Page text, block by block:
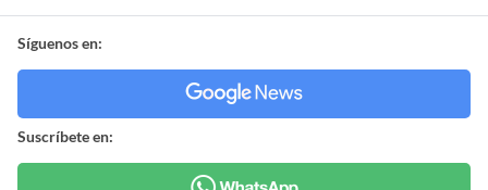
Síguenos en:
Suscríbete en: